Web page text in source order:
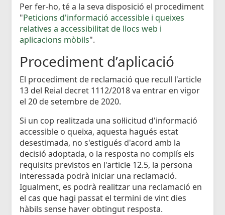
Per fer-ho, té a la seva disposició el procediment
"Peticions d'informació accessible i queixes
relatives a accessibilitat de llocs web i
aplicacions mòbils".
Procediment d’aplicació
El procediment de reclamació que recull l'article
13 del Reial decret 1112/2018 va entrar en vigor
el 20 de setembre de 2020.
Si un cop realitzada una sol·licitud d'informació
accessible o queixa, aquesta hagués estat
desestimada, no s'estigués d'acord amb la
decisió adoptada, o la resposta no complís els
requisits previstos en l'article 12.5, la persona
interessada podrà iniciar una reclamació.
Igualment, es podrà realitzar una reclamació en
el cas que hagi passat el termini de vint dies
hàbils sense haver obtingut resposta.